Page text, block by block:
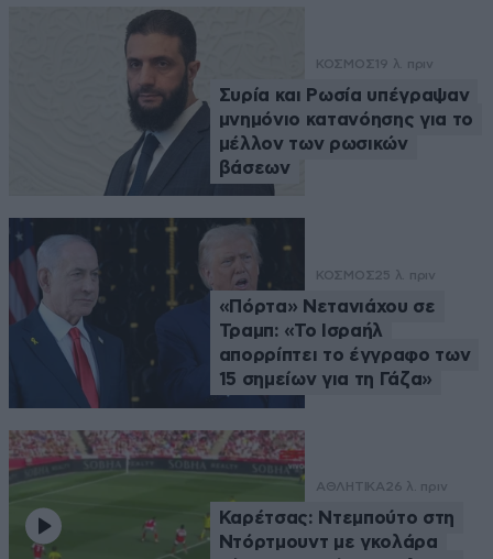
ΚΟΣΜΟΣ 19 λ. πριν
Συρία και Ρωσία υπέγραψαν
μνημόνιο κατανόησης για το
μέλλον των ρωσικών
βάσεων
ΚΟΣΜΟΣ25 λ. πριν
«Πόρτα» Νετανιάχου σε
Τραμπ: «Το Ισραήλ
απορρίπτει το έγγραφο των
15 σημείων για τη Γάζα»
ΑΘΛΗΤΙΚΑ26 λ. πριν
Καρέτσας: Ντεμπούτο στη
Ντόρτμουντ με γκολάρα